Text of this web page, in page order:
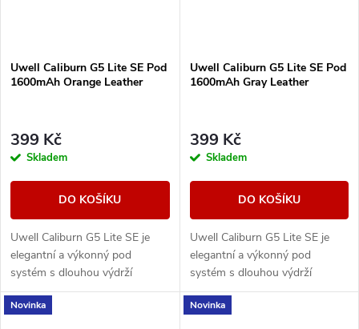
Uwell Caliburn G5 Lite SE Pod
1600mAh Orange Leather
399 Kč
Skladem
DO KOŠÍKU
Uwell Caliburn G5 Lite SE je
elegantní a výkonný pod
systém s dlouhou výdrží
baterie, duální regulací airflow a
technologií PRO-FOCS 4.0 pro
Uwell Caliburn G5 Lite SE Pod
1600mAh Gray Leather
399 Kč
Skladem
DO KOŠÍKU
Uwell Caliburn G5 Lite SE je
elegantní a výkonný pod
systém s dlouhou výdrží
baterie, duální regulací airflow a
technologií PRO-FOCS 4.0 pro
Novinka Novinka